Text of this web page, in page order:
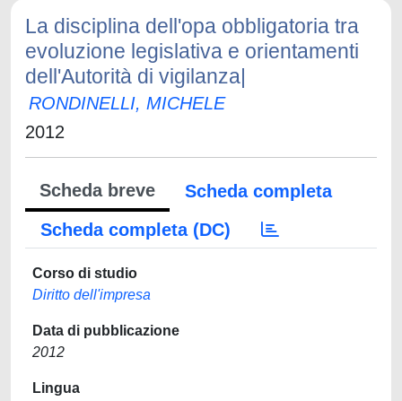
La disciplina dell'opa obbligatoria tra
evoluzione legislativa e orientamenti
dell'Autorità di vigilanza|
RONDINELLI, MICHELE
2012
Scheda breve
Scheda completa
Scheda completa (DC)
Corso di studio
Diritto dell'impresa
Data di pubblicazione
2012
Lingua